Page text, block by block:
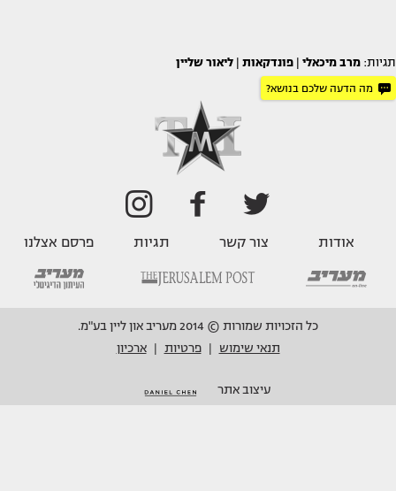
תגיות: מרב מיכאלי פונדקאות ליאור שליין
מה הדעה שלכם בנושא?
אודות צור קשר תגיות פרסם אצלנו
כל הזכויות שמורות © 2014 מעריב און ליין בע"מ.
תנאי שימוש
פרטיות ארכיון
עיצוב אתר